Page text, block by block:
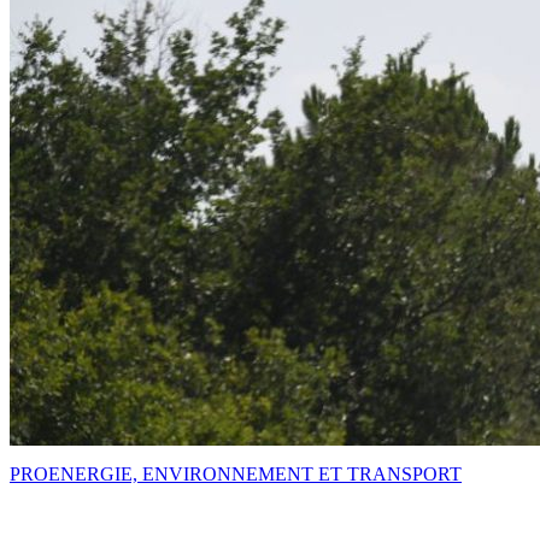
PROENERGIE, ENVIRONNEMENT ET TRANSPORT